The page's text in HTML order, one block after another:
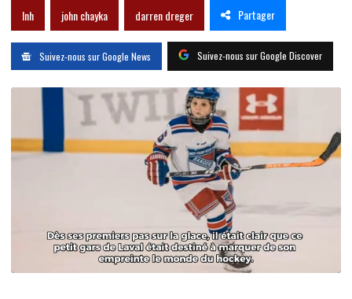
lnh john chayka darren dreger Partager
Suivez-nous sur Google News Suivez-nous sur Google Discover